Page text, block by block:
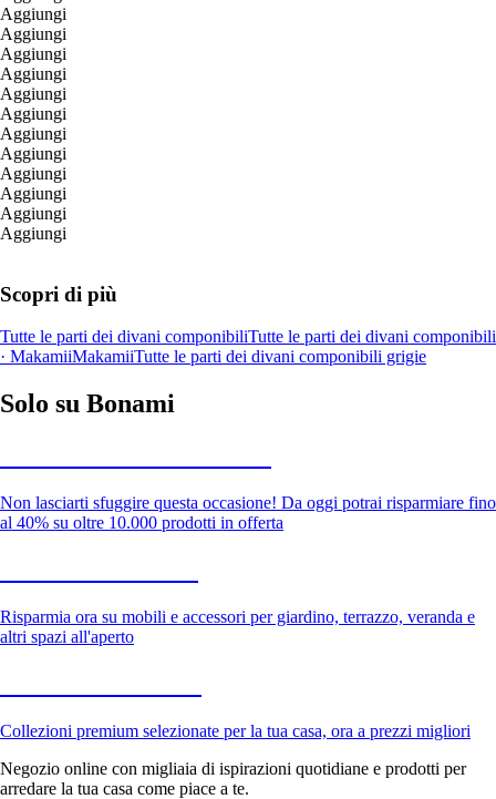
Aggiungi
Aggiungi
Aggiungi
Aggiungi
Aggiungi
Aggiungi
Aggiungi
Aggiungi
Aggiungi
Aggiungi
Aggiungi
Aggiungi
Scopri di più
Tutte le parti dei divani componibiliTutte le parti dei divani componibili
· MakamiiMakamiiTutte le parti dei divani componibili grigie
Solo su Bonami
Non lasciarti sfuggire questa occasione! Da oggi potrai risparmiare fino
al 40% su oltre 10.000 prodotti in offerta
Risparmia ora su mobili e accessori per giardino, terrazzo, veranda e
altri spazi all'aperto
Collezioni premium selezionate per la tua casa, ora a prezzi migliori
Negozio online con migliaia di ispirazioni quotidiane e prodotti per
arredare la tua casa come piace a te.